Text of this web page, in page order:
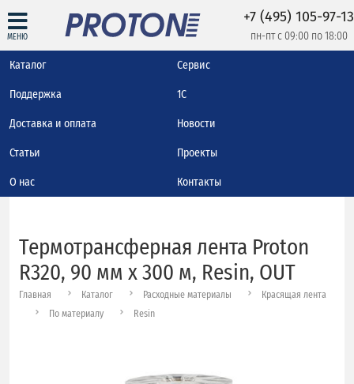
МЕНЮ
+7 (495) 105-97-13
пн-пт с 09:00 по 18:00
Каталог Сервис
Поддержка 1С
Доставка и оплата Новости
Статьи Проекты
О нас Контакты
Термотрансферная лента Proton
R320, 90 мм х 300 м, Resin, OUT
Главная Каталог Расходные материалы
Красящая лента
По материалу
Resin